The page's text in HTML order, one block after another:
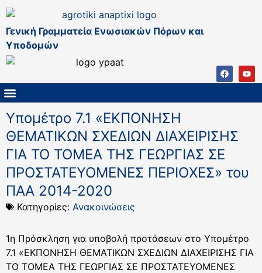
Γενική Γραμματεία Ενωσιακών Πόρων και
Υποδομών
Υπομέτρο 7.1 «ΕΚΠΟΝΗΣΗ
ΘΕΜΑΤΙΚΩΝ ΣΧΕΔΙΩΝ ΔΙΑΧΕΙΡΙΣΗΣ
ΓΙΑ ΤΟ ΤΟΜΕΑ ΤΗΣ ΓΕΩΡΓΙΑΣ ΣΕ
ΠΡΟΣΤΑΤΕΥΟΜΕΝΕΣ ΠΕΡΙΟΧΕΣ» του
ΠΑΑ 2014-2020
Κατηγορίες: Ανακοινώσεις
1η Πρόσκληση για υποβολή προτάσεων στο Υπομέτρο
7.1 «ΕΚΠΟΝΗΣΗ ΘΕΜΑΤΙΚΩΝ ΣΧΕΔΙΩΝ ΔΙΑΧΕΙΡΙΣΗΣ ΓΙΑ
ΤΟ ΤΟΜΕΑ ΤΗΣ ΓΕΩΡΓΙΑΣ ΣΕ ΠΡΟΣΤΑΤΕΥΟΜΕΝΕΣ